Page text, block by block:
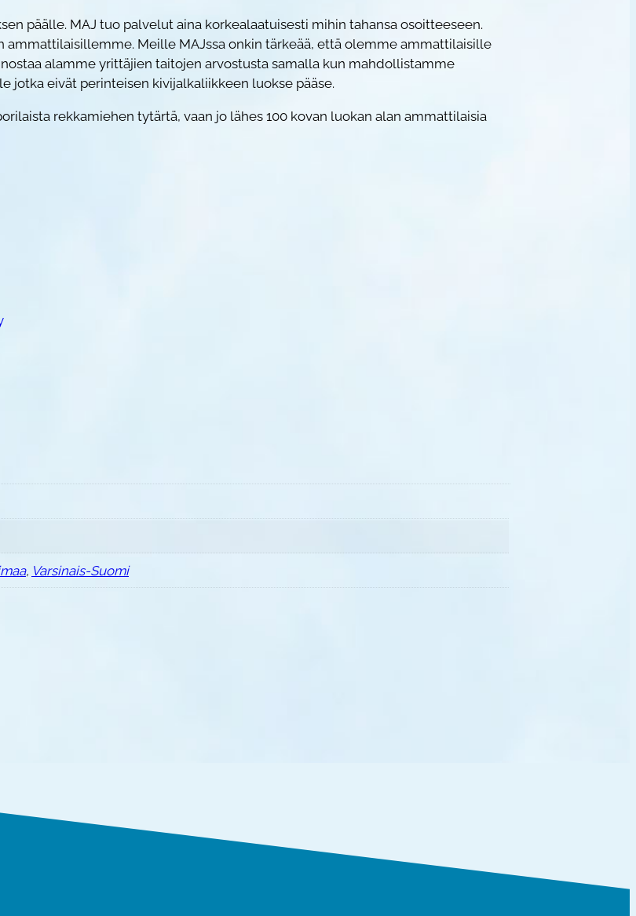
päälle. MAJ tuo palvelut aina korkealaatuisesti mihin tahansa osoitteeseen.
ammattilaisillemme. Meille MAJssa onkin tärkeää, että olemme ammattilaisille
alamme yrittäjien taitojen arvostusta samalla kun mahdollistamme
jotka eivät perinteisen kivijalkaliikkeen luokse pääse.
rekkamiehen tytärtä, vaan jo lähes 100 kovan luokan alan ammattilaisia
, Varsinais-Suomi